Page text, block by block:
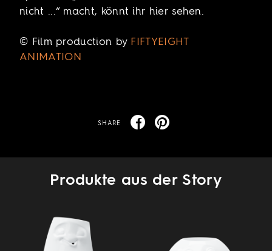
nicht ...“ macht, könnt ihr hier sehen.
© Film production by FIFTYEIGHT
ANIMATION
SHARE
Produkte aus der Story